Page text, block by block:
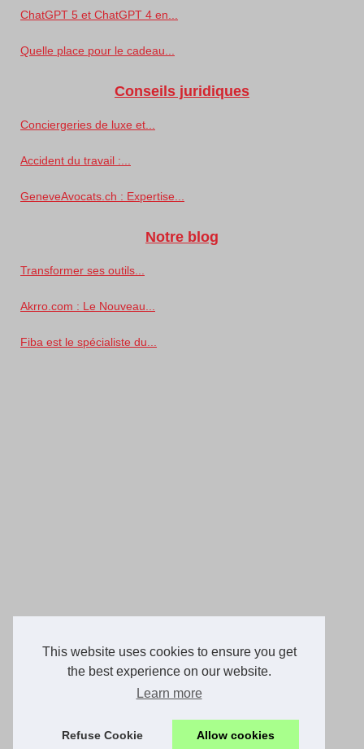
This website uses cookies to ensure you get
the best experience on our website.
Learn more
Refuse Cookie Allow cookies
ChatGPT 5 et ChatGPT 4 en...
Quelle place pour le cadeau...
Conseils juridiques
Conciergeries de luxe et...
Accident du travail :...
GeneveAvocats.ch : Expertise...
Notre blog
Transformer ses outils...
Akrro.com : Le Nouveau...
Fiba est le spécialiste du...